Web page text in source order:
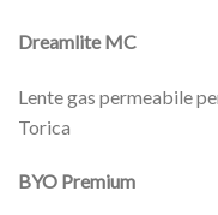
Dreamlite MC
Lente gas permeabile
Torica
BYO Premium